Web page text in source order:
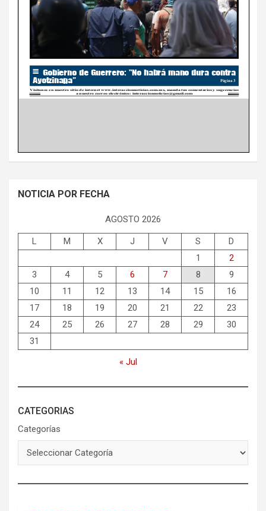
NOTICIA POR FECHA
AGOSTO 2026
L M X J V S
D
1
2
3
4 5 6 7 8
9
10
11 12 13 14 15
16
17
18 19 20 21 22
23
24
25 26 27 28 29
30
31
« Jul
CATEGORIAS
Categorías